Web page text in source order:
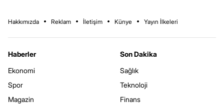
Hakkımızda Reklam İletişim Künye Yayın İlkeleri
Haberler
Ekonomi
Spor
Magazin
Son Dakika
Sağlık
Teknoloji
Finans